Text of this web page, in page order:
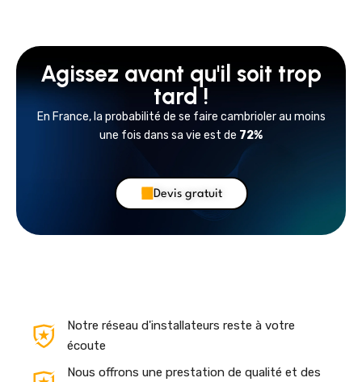
Agissez avant qu'il soit trop
tard !
En France, la probabilité de se faire cambrioler au moins
une fois dans sa vie est de 72%
Devis gratuit
Notre réseau d'installateurs reste à votre
écoute
Nous offrons une prestation de qualité et des